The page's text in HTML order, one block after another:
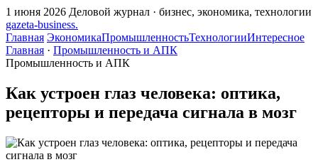
1 июня 2026 Деловой журнал · бизнес, экономика, технологии
gazeta-business.
Главная ЭкономикаПромышленностьТехнологииИнтересное
Главная · Промышленность и АПК
Промышленность и АПК
Как устроен глаз человека: оптика,
рецепторы и передача сигнала в мозг